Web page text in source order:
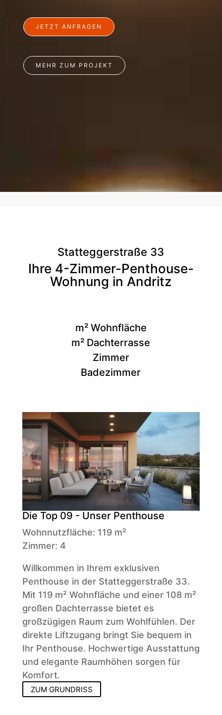
JETZT ANFRAGEN
MEHR ZUM PROJEKT
Statteggerstraße 33
Ihre 4-Zimmer-Penthouse-
Wohnung in Andritz
m² Wohnfläche
m² Dachterrasse
Zimmer
Badezimmer
Die Top 09 - Unser Penthouse
Wohnnutzfläche: 119 m²
Zimmer: 4
Willkommen in Ihrem exklusiven
Penthouse in der Statteggerstraße 33.
Mit 119 m² Wohnfläche und einer 108 m²
großen Dachterrasse bietet es
großzügigen Raum zum Wohlfühlen. Der
direkte Liftzugang bringt Sie bequem in
Ihr Penthouse. Hochwertige Ausstattung
und elegante Raumhöhen sorgen für
Komfort.
ZUM GRUNDRISS